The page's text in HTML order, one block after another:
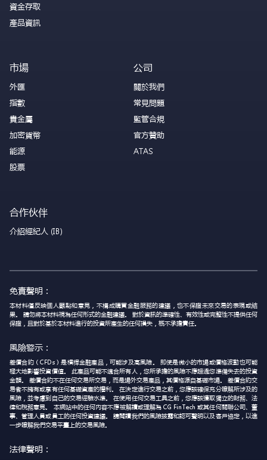
資金存取
產品資訊
市場
外匯
指數
貴金屬
加密貨幣
能源
股票
公司
關於我們
常見問題
監管合規
官方贊助
ATAS
合作伙伴
介紹經紀人 (IB)
免責聲明：
本材料僅反映個人觀點和意見，不構成購買金融服務的建議，也不保證未來交易的表現或結
果。 請勿將本材料視為任何形式的金融建議。 對於資訊的準確性、有效性或完整性不提供任何
保證，且對於基於本材料進行的投資所產生的任何損失，概不承擔責任。
風險警示：
差價合約（CFDs）是槓桿金融產品，可能涉及高風險。 即使是微小的市場或價格波動也可能
極大地影響投資價值。 此產品可能不適合所有人，您所承擔的風險不應超過您準備失去的投資
金額。 差價合約不在任何交易所交易，而是場外交易產品，其價格源自基礎市場。 差價合約交
易者不擁有或享有任何基礎資產的權利。 在決定進行交易之前，您應該確保充分瞭解所涉及的
風險，並考慮到自己的交易經驗水準。 在使用任何交易工具之前，您應該獲取獨立的財務、法
律和稅務意見。 本網站中的任何內容不應被解讀或理解為 CG FinTech 或其任何關聯公司、董
事、管理人員或員工的任何投資建議。 請閱讀我們的風險披露和認可聲明以及客戶協定，以進
一步瞭解我們交易平臺上的交易風險。
法律聲明：